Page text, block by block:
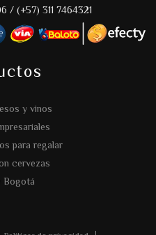
/ (+57) 311 7464321
y vinos
para regalar
cervezas
Bogotá